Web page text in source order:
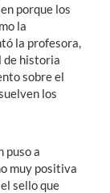
porque los
la
la profesora,
de historia
sobre el
los
puso a
muy positiva
sello que